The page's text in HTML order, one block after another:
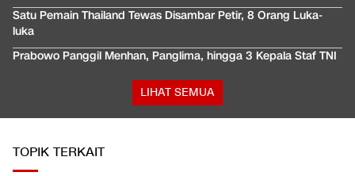
Satu Pemain Thailand Tewas Disambar Petir, 8 Orang Luka-
luka
Prabowo Panggil Menhan, Panglima, hingga 3 Kepala Staf TNI
LIHAT SEMUA
TOPIK TERKAIT